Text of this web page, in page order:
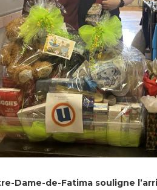
Dame-de-Fatima souligne